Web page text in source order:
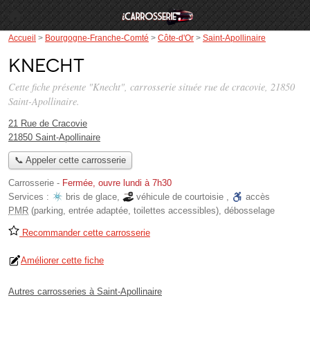
Accueil > Bourgogne-Franche-Comté > Côte-d'Or > Saint-Apollinaire
Knecht
Cette fiche présente "Knecht", carrosserie située rue de cracovie, 21850
Saint-Apollinaire.
21 Rue de Cracovie
21850 Saint-Apollinaire
📞 Appeler cette carrosserie
Carrosserie - Fermée, ouvre lundi à 7h30
Services :
bris de glace, véhicule de courtoisie ,
accès
PMR (parking, entrée adaptée, toilettes accessibles), débosselage
Recommander cette carrosserie
Améliorer cette fiche
Autres carrosseries à Saint-Apollinaire